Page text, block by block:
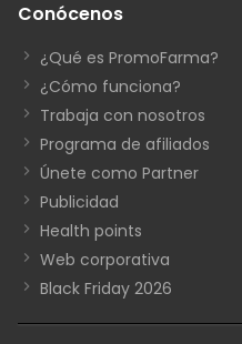
Conócenos
¿Qué es PromoFarma?
¿Cómo funciona?
Trabaja con nosotros
Programa de afiliados
Únete como Partner
Publicidad
Health points
Web corporativa
Black Friday 2026